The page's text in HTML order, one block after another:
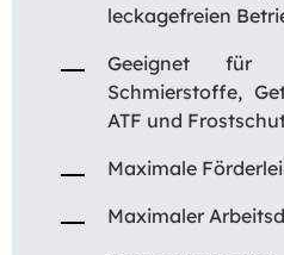
leckagefreien
Geeignet für
Schmierstoffe,
ATF und
Maximale
Maximaler